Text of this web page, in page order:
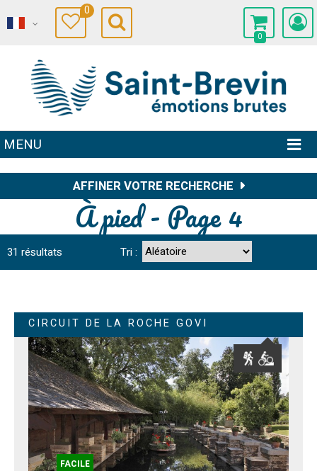
0
0
MENU
AFFINER VOTRE RECHERCHE
À pied - Page 4
31 résultats Tri :
CIRCUIT DE LA ROCHE GOVI
FACILE